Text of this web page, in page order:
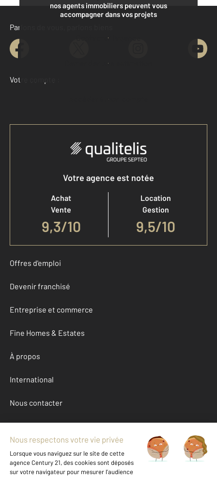
nos agents immobiliers peuvent vous
accompagner dans vos projets
Contacter l'agence
Demander une estimation
Parlons de vous, parlons biens
Votre compte :
Accéder à mon compte
Votre agence est notée
Achat
Vente
9,3/10
Location
Gestion
9,5/10
Offres d'emploi
Devenir franchisé
Entreprise et commerce
Fine Homes & Estates
À propos
International
Nous contacter
Mentions légales & CGU et Barèmes d'honoraires
Données personnelles
Gestionnaire des cookies